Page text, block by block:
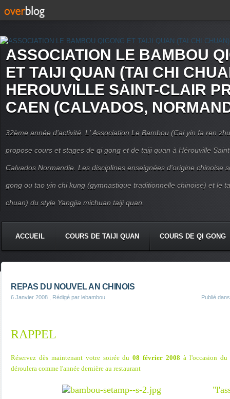
ASSOCIATION LE BAMBOU
ET TAIJI QUAN (TAI CHI
HEROUVILLE SAINT-CLAIR
CAEN (CALVADOS,
32ème année d'activité. L' Association Le Bambou (Cai yin fa ren
propose cours et stages de qi gong et de taiji quan à Hérouville
Calvados Normandie. Les disciplines enseignées d'origine chinoise
gong ou tao yin chi kung (gymnastique traditionnelle chinoise) et le
chuan) du style Yangjia michuan taiji quan.
ACCUEIL COURS DE TAIJI QUAN COURS DE QI GONG
REPAS DU NOUVEL AN CHINOIS
6 Janvier 2008 , Rédigé par lebambou Publié
RAPPEL
Réservez dès maintenant votre soirée du08 février 2008 à l'occasion du
déroulera comme l'année dernière au restaurant